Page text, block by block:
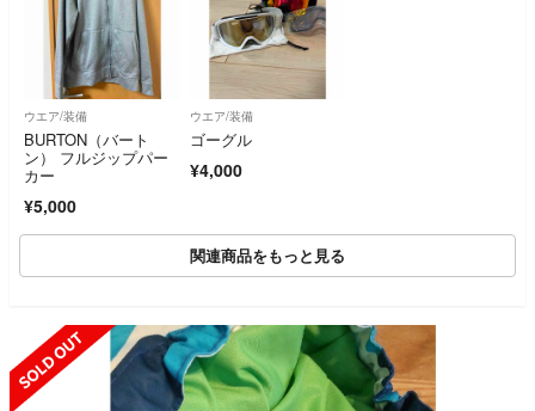
ウエア/装備
BURTON（バート
ン） フルジップパー
カー
¥5,000
ウエア/装備
ゴーグル
¥4,000
関連商品をもっと見る
SOLD OUT